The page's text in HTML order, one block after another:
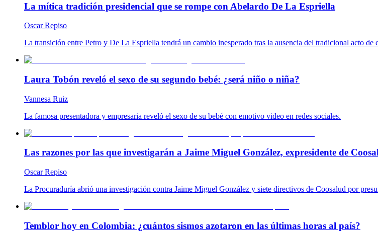
La mítica tradición presidencial que se rompe con Abelardo De La Espriella
Oscar Repiso
La transición entre Petro y De La Espriella tendrá un cambio inesperado tras la ausencia del tradicional acto de
Laura Tobón reveló el sexo de su segundo bebé: ¿será niño o niña?
Vannesa Ruiz
La famosa presentadora y empresaria reveló el sexo de su bebé con emotivo video en redes sociales.
Las razones por las que investigarán a Jaime Miguel González, expresidente de
Oscar Repiso
La Procuraduría abrió una investigación contra Jaime Miguel González y siete directivos de Coosalud por
Temblor hoy en Colombia: ¿cuántos sismos azotaron en las últimas horas al país?